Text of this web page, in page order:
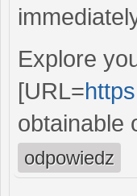
Explore
[URL=
obtainable
odpowiedz